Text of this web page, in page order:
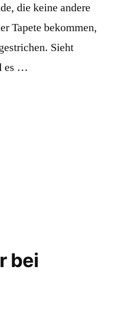
die keine andere
Tapete bekommen,
Sieht
es …
bei